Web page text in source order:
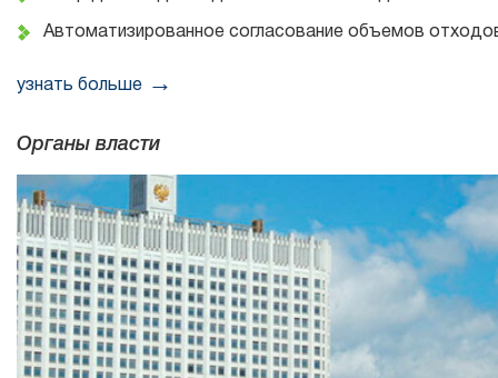
Автоматизированное согласование объемов
узнать больше
Органы власти